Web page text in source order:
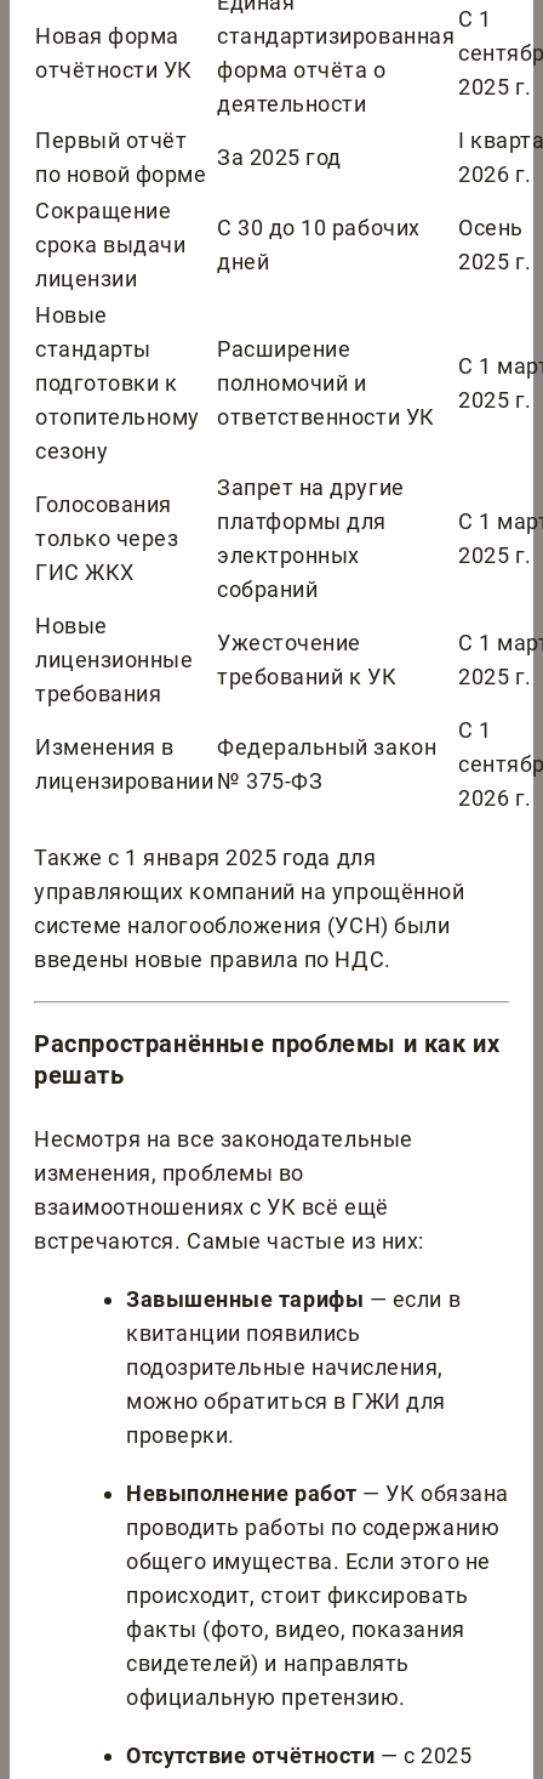
Новая форма
отчётности УК
стандартизированная
форма отчёта о
деятельности
С 1
2025 г.
Первый отчёт
по новой форме
За 2025 год
I
2026 г.
Сокращение
срока выдачи
лицензии
С 30 до 10 рабочих
дней
Осень
2025 г.
Новые
стандарты
подготовки к
отопительному
сезону
Расширение
полномочий и
ответственности УК
С 1
2025 г.
Голосования
только через
ГИС ЖКХ
Запрет на другие
платформы для
электронных
собраний
С 1
2025 г.
Новые
лицензионные
требования
Ужесточение
требований к УК
С 1
2025 г.
Изменения в
лицензировании
Федеральный закон
№ 375-ФЗ
С 1
2026 г.
Также с 1 января 2025 года для
управляющих компаний на упрощённой
системе налогообложения (УСН) были
введены новые правила по НДС.
Распространённые проблемы и как их
решать
Несмотря на все законодательные
изменения, проблемы во
взаимоотношениях с УК всё ещё
встречаются. Самые частые из них:
Завышенные тарифы — если в
квитанции появились
подозрительные начисления,
можно обратиться в ГЖИ для
проверки.
Невыполнение работ — УК обязана
проводить работы по содержанию
общего имущества. Если этого не
происходит, стоит фиксировать
факты (фото, видео, показания
свидетелей) и направлять
официальную претензию.
Отсутствие отчётности — с 2025